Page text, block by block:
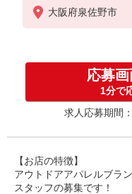
与変動あり）
＋交通費実費支給
※試用期間（3ヶ
大阪府泉佐野市
応募
1分で
求人応募期間
【お店の特徴】
アウトドアアパレルブラ
スタッフの募集です！